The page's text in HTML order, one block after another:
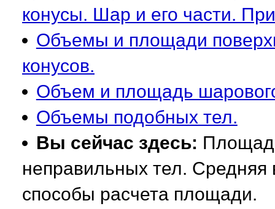
конусы. Шар и его части.
Объемы и площади
конусов.
Объем и площадь
Объемы подобных тел.
Вы сейчас здесь:
неправильных тел.
способы расчета площади.